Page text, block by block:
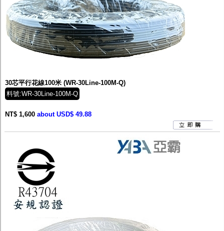
30芯平行花線100米 (WR-30Line-100M-Q)
料號:WR-30Line-100M-Q
NT$ 1,600 about USD$ 49.88